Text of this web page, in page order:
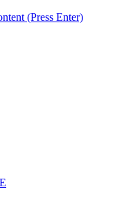
(Press Enter)